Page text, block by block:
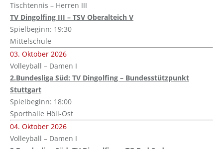
Tischtennis – Herren III
TV Dingolfing III – TSV Oberalteich V
Spielbeginn: 19:30
Mittelschule
03. Oktober 2026
Volleyball – Damen I
2.Bundesliga Süd: TV Dingolfing – Bundesstützpunkt
Stuttgart
Spielbeginn: 18:00
Sporthalle Höll-Ost
04. Oktober 2026
Volleyball – Damen I